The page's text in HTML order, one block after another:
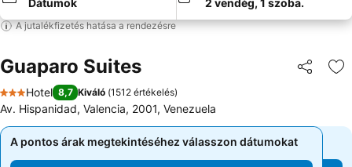
Dátumok 2 vendég, 1 szoba.
A jutalékfizetés hatása a rendezésre
Guaparo Suites
3 Kategória
Hotel 8,7 Kiváló (1512 értékelés)
Av. Hispanidad, Valencia, 2001, Venezuela
A pontos árak megtekintéséhez válasszon dátumokat
A pontos árak megtekintéséhez válasszon dátumokat